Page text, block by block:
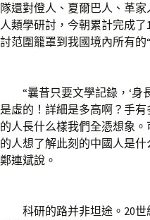
隊還對僜人、夏爾巴人、革
人類學研討，今朝累計完成
討范圍籠罩到我國境內所有的
“曩昔只要文學記錄，‘身長
是虛的！詳細是多高啊？手
的人長什么樣我們全憑想象
的人想了解此刻的中國人是
鄭連斌說。
科研的路并非坦途。20世